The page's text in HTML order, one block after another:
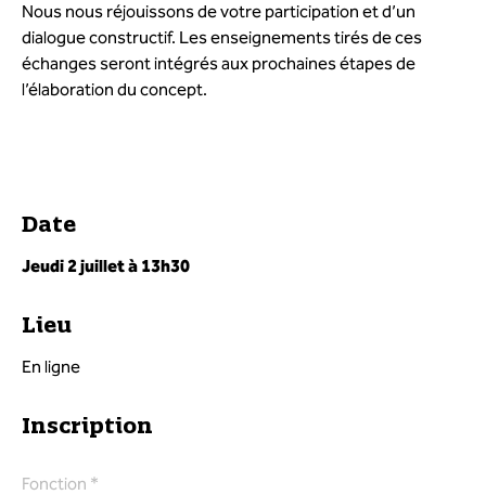
Nous nous réjouissons de votre participation et d’un
dialogue constructif. Les enseignements tirés de ces
échanges seront intégrés aux prochaines étapes de
l’élaboration du concept.
Date
Jeudi 2 juillet à 13h30
Lieu
En ligne
Inscription
Fonction *